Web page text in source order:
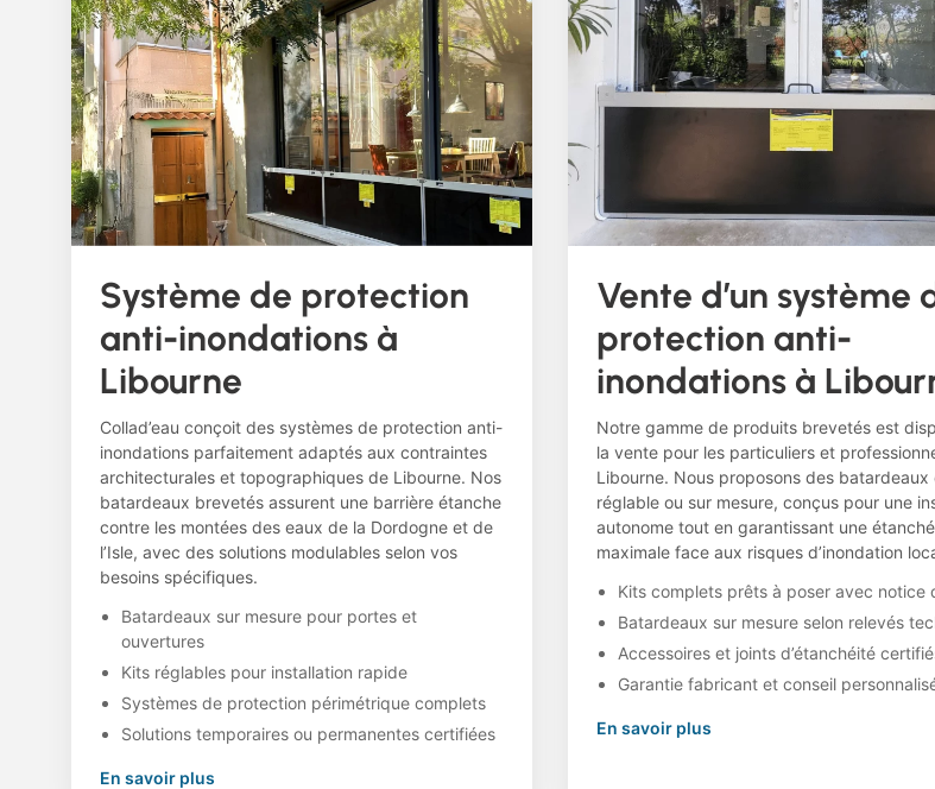
Système de protection
anti-inondations à
Libourne
Collad’eau conçoit des systèmes de protection anti-
inondations parfaitement adaptés aux contraintes
architecturales et topographiques de Libourne. Nos
batardeaux brevetés assurent une barrière étanche
contre les montées des eaux de la Dordogne et de
l’Isle, avec des solutions modulables selon vos
besoins spécifiques.
Batardeaux sur mesure pour portes et
ouvertures
Kits réglables pour installation rapide
Systèmes de protection périmétrique complets
Solutions temporaires ou permanentes certifiées
En savoir plus
Vente d’un système
protection anti-
inondations à
Notre gamme de produits brevetés est
la vente pour les particuliers et
Libourne. Nous proposons des batardeaux
réglable ou sur mesure, conçus pour une
autonome tout en garantissant une
maximale face aux risques d’inondation
Kits complets prêts à poser avec notice
Batardeaux sur mesure selon relevés
Accessoires et joints d’étanchéité
Garantie fabricant et conseil
En savoir plus